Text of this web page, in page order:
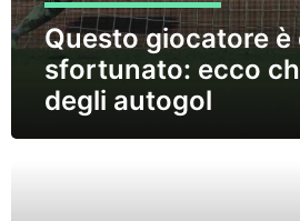
Questo giocatore è
sfortunato: ecco
degli autogol